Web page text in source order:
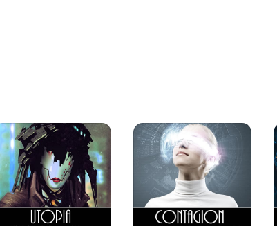
it to their new home without the sacrifice of
world, quickly becomes a fight for survival.